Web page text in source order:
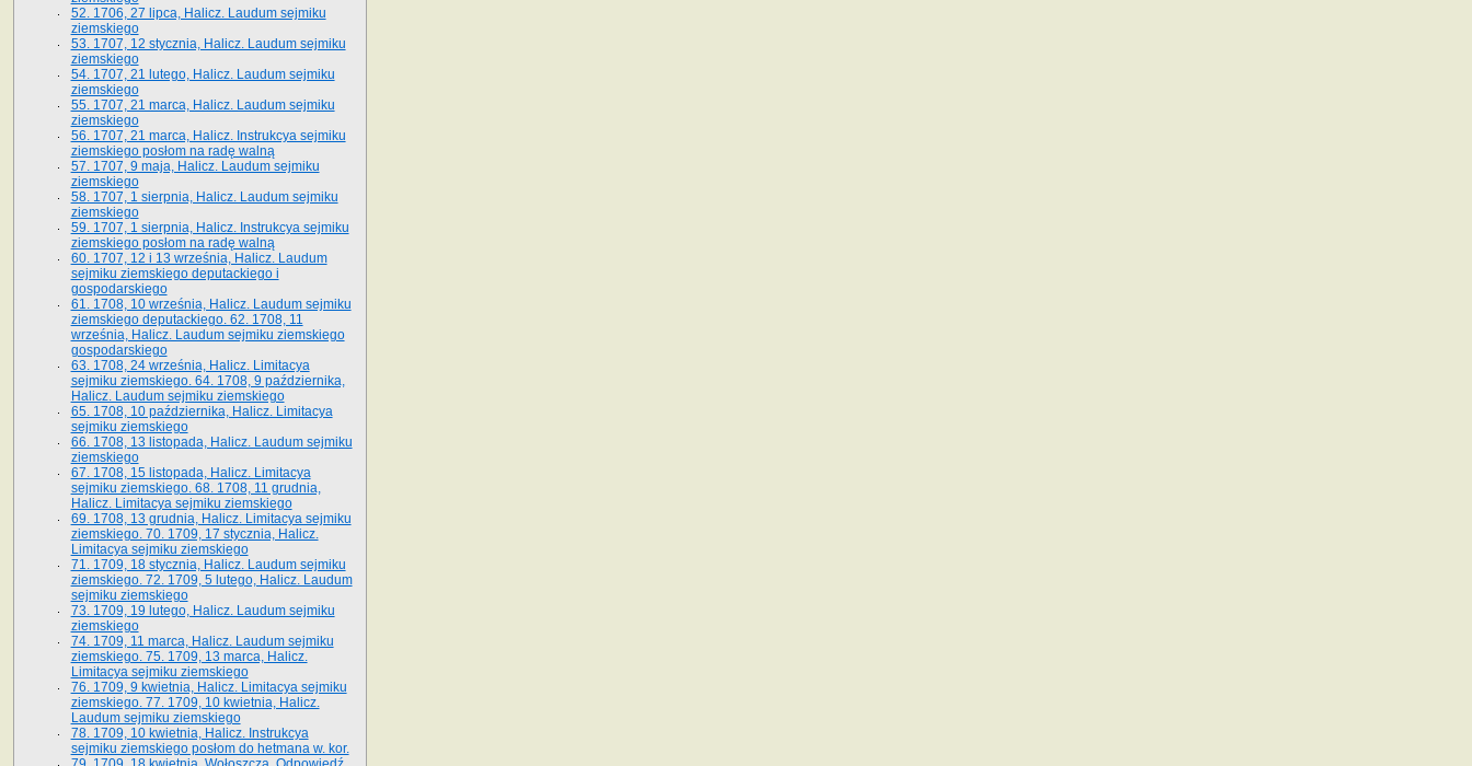
52. 1706, 27 lipca, Halicz. Laudum sejmiku
ziemskiego
53. 1707, 12 stycznia, Halicz. Laudum sejmiku
ziemskiego
54. 1707, 21 lutego, Halicz. Laudum sejmiku
ziemskiego
55. 1707, 21 marca, Halicz. Laudum sejmiku
ziemskiego
56. 1707, 21 marca, Halicz. Instrukcya sejmiku
ziemskiego posłom na radę walną
57. 1707, 9 maja, Halicz. Laudum sejmiku
ziemskiego
58. 1707, 1 sierpnia, Halicz. Laudum sejmiku
ziemskiego
59. 1707, 1 sierpnia, Halicz. Instrukcya sejmiku
ziemskiego posłom na radę walną
60. 1707, 12 i 13 września, Halicz. Laudum
sejmiku ziemskiego deputackiego i
gospodarskiego
61. 1708, 10 września, Halicz. Laudum sejmiku
ziemskiego deputackiego. 62. 1708, 11
września, Halicz. Laudum sejmiku ziemskiego
gospodarskiego
63. 1708, 24 września, Halicz. Limitacya
sejmiku ziemskiego. 64. 1708, 9 października,
Halicz. Laudum sejmiku ziemskiego
65­. 1708, 10 października, Halicz. Limitacya
sejmiku ziemskiego
66. 1708, 13 listopada, Halicz. Laudum sejmiku
ziemskiego
67. 1708, 15 listopada, Halicz. Limitacya
sejmiku ziemskiego. 68. 1708, 11 grudnia,
Halicz. Limitacya sejmiku ziemskiego
69. 1708, 13 grudnia, Halicz. Limitacya sejmiku
ziemskiego. 70. 1709, 17 stycznia, Halicz.
Limitacya sejmiku ziemskiego
71. 1709, 18 stycznia, Halicz. Laudum sejmiku
ziemskiego. 72. 1709, 5 lutego, Halicz. Laudum
sejmiku ziemskiego
73. 1709, 19 lutego, Halicz. Laudum sejmiku
ziemskiego
74. 1709, 11 marca, Halicz. Laudum sejmiku
ziemskiego. 75. 1709, 13 marca, Halicz.
Limitacya sejmiku ziemskiego
76. 1709, 9 kwietnia, Halicz. Limitacya sejmiku
ziemskiego. 77. 1709, 10 kwietnia, Halicz.
Laudum sejmiku ziemskiego
78. 1709, 10 kwietnia, Halicz. Instrukcya
sejmiku ziemskiego posłom do hetmana w. kor.